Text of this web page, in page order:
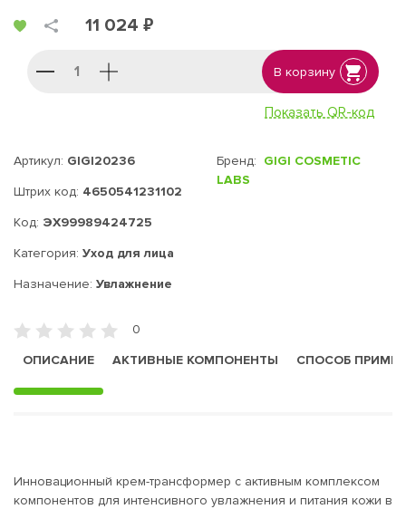
11 024 ₽
В корзину
Показать QR-код
Артикул: GIGI20236
Штрих код: 4650541231102
Код: ЭХ99989424725
Бренд: GIGI COSMETIC
LABS
Категория: Уход для лица
Назначение: Увлажнение
0
ОПИСАНИЕ
АКТИВНЫЕ КОМПОНЕНТЫ СПОСОБ
Инновационный крем-трансформер с активным комплексом
компонентов для интенсивного увлажнения и питания кожи в